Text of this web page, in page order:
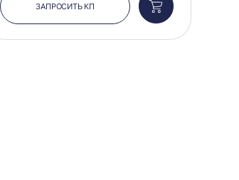
ЗАПРОСИТЬ КП
Добавить
в
корзину